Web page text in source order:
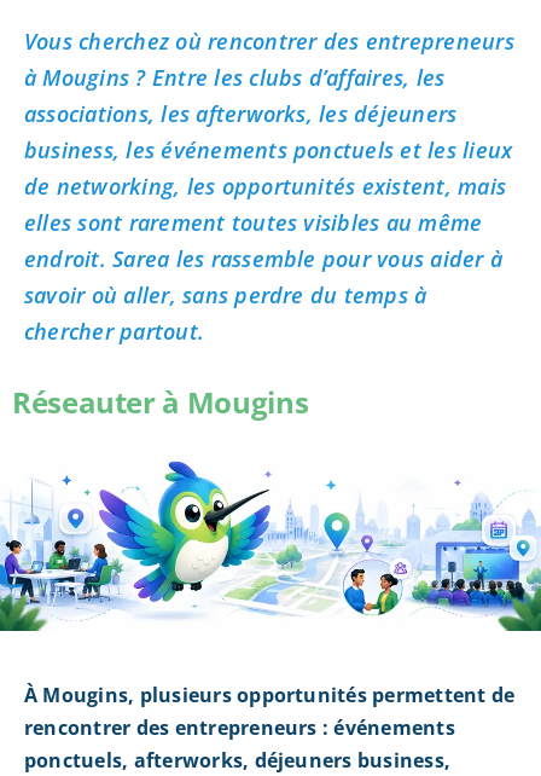
Vous cherchez où rencontrer des entrepreneurs
à Mougins ? Entre les clubs d’affaires, les
associations, les afterworks, les déjeuners
business, les événements ponctuels et les lieux
de networking, les opportunités existent, mais
elles sont rarement toutes visibles au même
endroit. Sarea les rassemble pour vous aider à
savoir où aller, sans perdre du temps à
chercher partout.
Réseauter à Mougins
À Mougins, plusieurs opportunités permettent de
rencontrer des entrepreneurs : événements
ponctuels, afterworks, déjeuners business,